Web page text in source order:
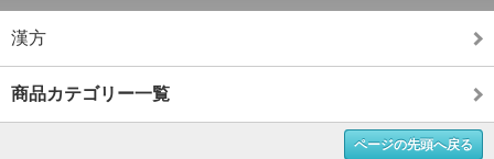
漢方
商品カテゴリー一覧
ページの先頭へ戻る